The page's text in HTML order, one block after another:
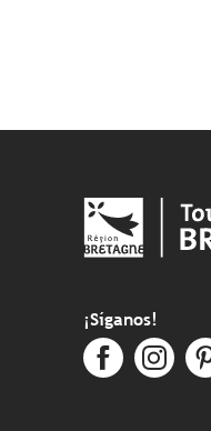
¡Síganos!